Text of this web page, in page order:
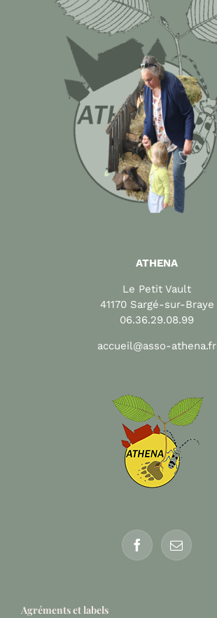
ATHENA
Le Petit Vault
41170 Sargé-sur-Braye
06.36.29.08.99
accueil@asso-athena.fr
Agréments et labels